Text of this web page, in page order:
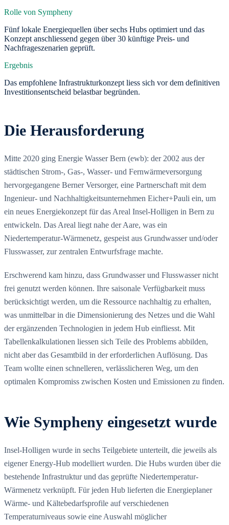
Rolle von Sympheny
Fünf lokale Energiequellen über sechs Hubs optimiert und das
Konzept anschliessend gegen über 30 künftige Preis- und
Nachfrageszenarien geprüft.
Ergebnis
Das empfohlene Infrastrukturkonzept liess sich vor dem definitiven
Investitionsentscheid belastbar begründen.
Die Herausforderung
Mitte 2020 ging Energie Wasser Bern (ewb): der 2002 aus der
städtischen Strom-, Gas-, Wasser- und Fernwärmeversorgung
hervorgegangene Berner Versorger, eine Partnerschaft mit dem
Ingenieur- und Nachhaltigkeitsunternehmen Eicher+Pauli ein, um
ein neues Energiekonzept für das Areal Insel-Holligen in Bern zu
entwickeln. Das Areal liegt nahe der Aare, was ein
Niedertemperatur-Wärmenetz, gespeist aus Grundwasser und/oder
Flusswasser, zur zentralen Entwurfsfrage machte.
Erschwerend kam hinzu, dass Grundwasser und Flusswasser nicht
frei genutzt werden können. Ihre saisonale Verfügbarkeit muss
berücksichtigt werden, um die Ressource nachhaltig zu erhalten,
was unmittelbar in die Dimensionierung des Netzes und die Wahl
der ergänzenden Technologien in jedem Hub einfliesst. Mit
Tabellenkalkulationen liessen sich Teile des Problems abbilden,
nicht aber das Gesamtbild in der erforderlichen Auflösung. Das
Team wollte einen schnelleren, verlässlicheren Weg, um den
optimalen Kompromiss zwischen Kosten und Emissionen zu finden.
Wie Sympheny eingesetzt wurde
Insel-Holligen wurde in sechs Teilgebiete unterteilt, die jeweils als
eigener Energy-Hub modelliert wurden. Die Hubs wurden über die
bestehende Infrastruktur und das geprüfte Niedertemperatur-
Wärmenetz verknüpft. Für jeden Hub lieferten die Energieplaner
Wärme- und Kältebedarfsprofile auf verschiedenen
Temperaturniveaus sowie eine Auswahl möglicher